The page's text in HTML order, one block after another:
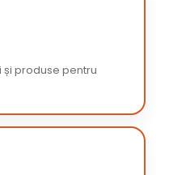
și produse pentru